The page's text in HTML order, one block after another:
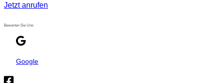
Jetzt anrufen
Bewerten Sie Uns
Google